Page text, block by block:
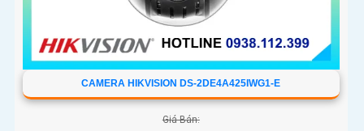
CAMERA HIKVISION DS-2DE4A425IWG1-E
Giá Bán: